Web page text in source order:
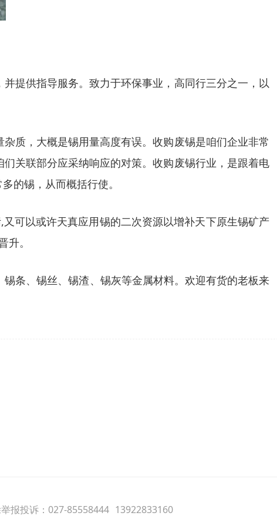
提供指导服务。致力于环保事业，高同行三分之一，以
质，大概是锡用量高度有误。收购废锡是咱们企业非常
关联部分应采纳响应的对策。收购废锡行业，是跟着电
的锡，从而概括行使。
可以或许天真应用锡的二次资源以增补天下原生锡矿产
。
条、锡丝、锡渣、锡灰等金属材料。欢迎有货的老板来
报投诉：027-85558444 13922833160